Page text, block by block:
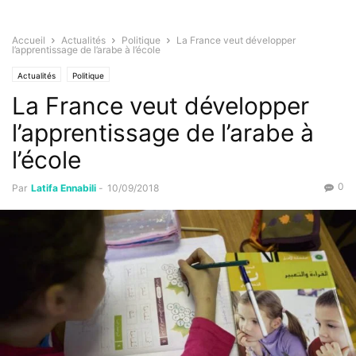
Accueil Actualités Politique
La France veut développer
l’apprentissage de l’arabe à l’école
Actualités Politique
La France veut développer
l’apprentissage de l’arabe à
l’école
Par Latifa Ennabili - 10/09/2018 0